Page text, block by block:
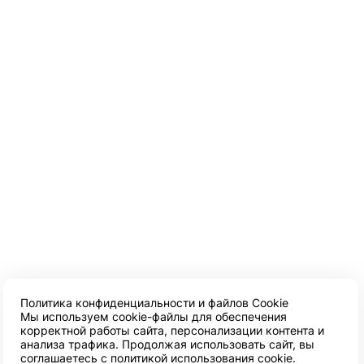
Политика конфиденциальности и файлов Cookie
Мы используем cookie-файлы для обеспечения
корректной работы сайта, персонализации контента и
анализа трафика. Продолжая использовать сайт, вы
соглашаетесь с политикой использования cookie.